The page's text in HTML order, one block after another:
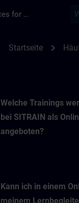
Training Services for Digital Industries
Startseite chevron_right
Welche Trainings
bei SITRAIN als
angeboten?
Kann ich in einem
meinem